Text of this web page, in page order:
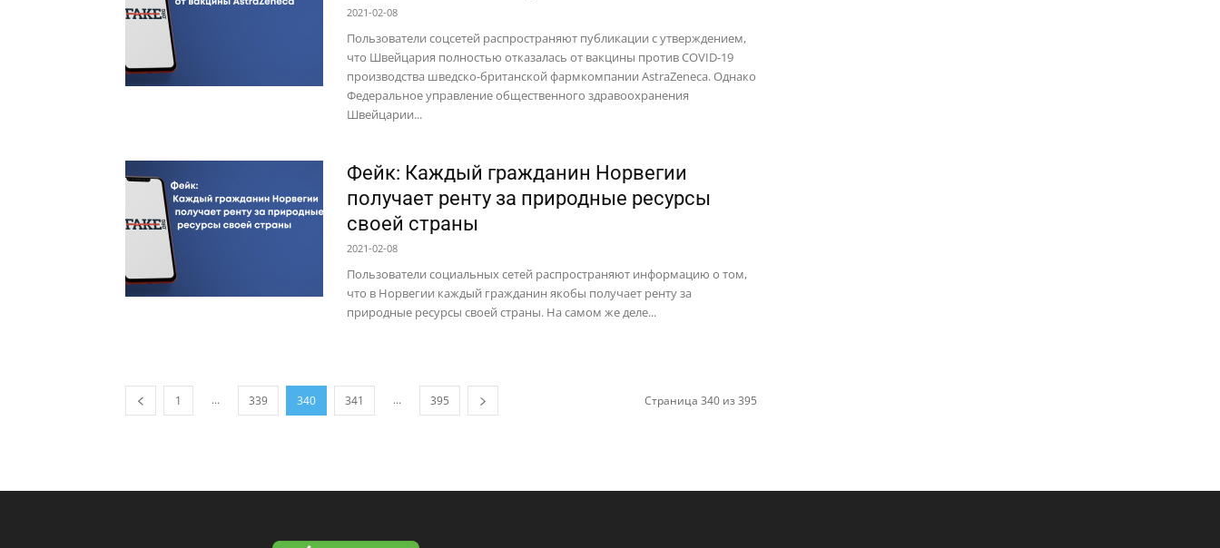
2021-02-08
Пользователи соцсетей распространяют публикации с утверждением,
что Швейцария полностью отказалась от вакцины против COVID-19
производства шведско-британской фармкомпании AstraZeneca. Однако
Федеральное управление общественного здравоохранения
Швейцарии...
Фейк: Каждый гражданин Норвегии
получает ренту за природные ресурсы
своей страны
2021-02-08
Пользователи социальных сетей распространяют информацию о том,
что в Норвегии каждый гражданин якобы получает ренту за
природные ресурсы своей страны. На самом же деле...
1 ... 339 340 341 ... 395 Страница 340 из 395